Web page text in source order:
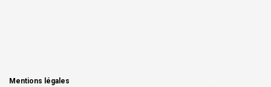
Mentions légales